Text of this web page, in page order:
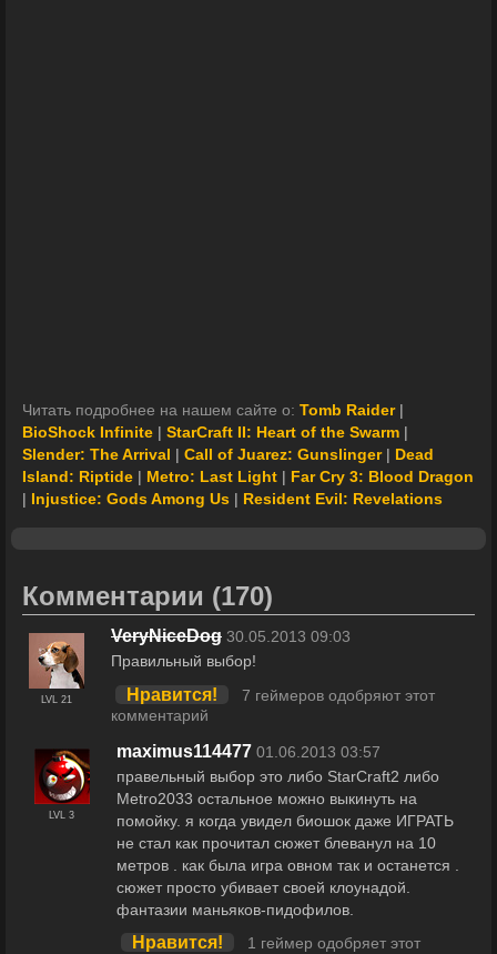
Читать подробнее на нашем сайте о: Tomb Raider|
BioShock Infinite
StarCraft II: Heart of the Swarm
Slender: The Arrival
Call of Juarez: Gunslinger|
Dead
Island: Riptide
Metro: Last Light
Far Cry 3: Blood Dragon
Injustice: Gods Among Us Resident Evil: Revelations
Комментарии (170)
LVL 21
VeryNiceDog 30.05.2013 09:03
Правильный выбор!
Нравится!
7 геймеров одобряют этот
комментарий
LVL 3
maximus114477 01.06.2013 03:57
правельный выбор это либо StarCraft2 либо
Metro2033 остальное можно выкинуть на
помойку. я когда увидел биошок даже ИГРАТЬ
не стал как прочитал сюжет блеванул на 10
метров . как была игра овном так и останется .
сюжет просто убивает своей клоунадой.
фантазии маньяков-пидофилов.
Нравится!
1 геймер одобряет этот